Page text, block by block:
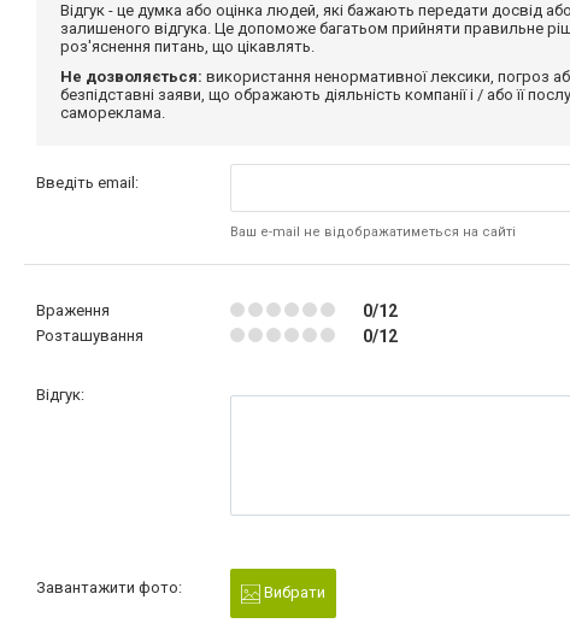
Відгук - це думка або оцінка людей, які бажають передати досвід
залишеного відгука. Це допоможе багатьом прийняти правильне
роз'яснення питань, що цікавлять.
Не дозволяється: використання ненормативної лексики, погроз
безпідставні заяви, що ображають діяльність компанії і / або її
самореклама.
Введіть email:
Ваш e-mail не відображатиметься на сайті
Враження 0/12
Розташування 0/12
Відгук:
Завантажити фото: Вибрати